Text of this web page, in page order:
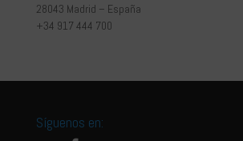
28043 Madrid – España
+34 917 444 700
Síguenos en: